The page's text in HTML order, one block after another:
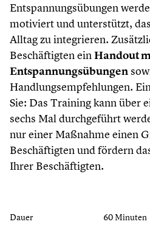
Entspannungsübungen
motiviert und unterstützt,
Alltag zu integrieren.
Beschäftigten einHandout
Entspannungsübungen
Handlungsempfehlungen.
Sie: Das Training kann über
sechs Mal durchgeführt
nur einer Maßnahme einen
Beschäftigten und fördern
Ihrer Beschäftigten.
Dauer
60 Minuten